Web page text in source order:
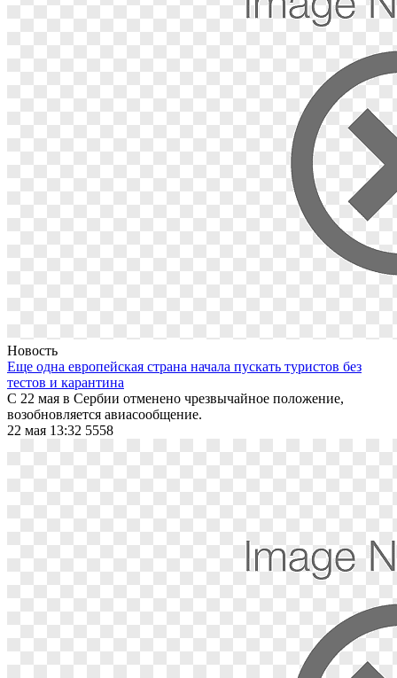
Новость
Еще одна европейская страна начала пускать туристов без
тестов и карантина
С 22 мая в Сербии отменено чрезвычайное положение,
возобновляется авиасообщение.
22 мая 13:32 5558